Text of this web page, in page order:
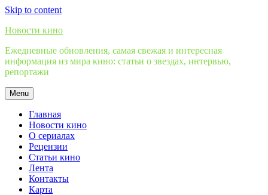
Skip to content
Новости кино
Ежедневные обновления, самая свежая и интересная
информация из мира кино: статьи о звездах, интервью,
репортажи
Menu
Главная
Новости кино
О сериалах
Рецензии
Статьи кино
Лента
Контакты
Карта